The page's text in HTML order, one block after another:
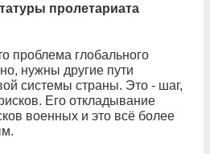
пролетариата
проблема глобального
нужны другие пути
системы страны. Это - шаг,
Его откладывание
военных и это всё более